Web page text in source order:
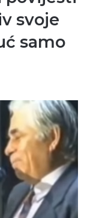
svoje
samo